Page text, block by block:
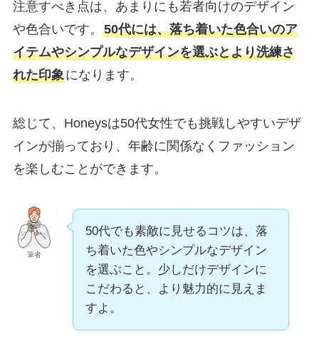
注意すべき点は、あまりにも若者向けのデザイン
や色合いです。 50代には、落ち着いた色合いのア
イテムやシンプルなデザインを選ぶとより洗練さ
れた印象になります。
総じて、Honeysは50代女性でも挑戦しやすいデザ
インが揃っており、年齢に関係なくファッション
を楽しむことができます。
筆者
50代でも素敵に見せるコツは、落
ち着いた色やシンプルなデザイン
を選ぶこと。少しだけデザインに
こだわると、より魅力的に見えま
すよ。